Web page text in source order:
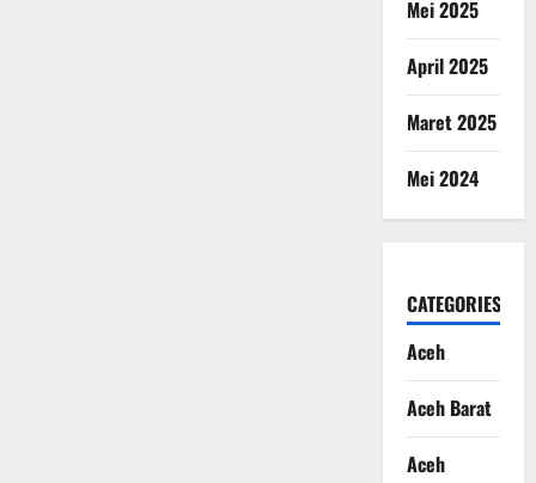
Mei 2025
April 2025
Maret 2025
Mei 2024
CATEGORIES
Aceh
Aceh Barat
Aceh